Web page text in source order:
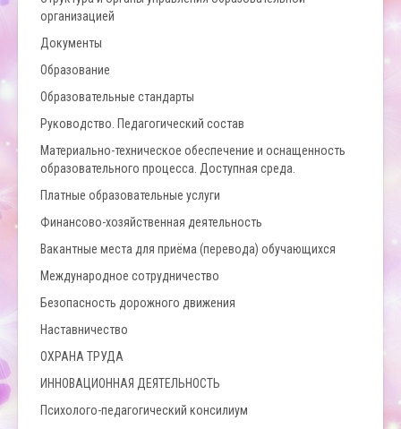
организацией
Документы
Образование
Образовательные стандарты
Руководство. Педагогический состав
Материально-техническое обеспечение и оснащенность
образовательного процесса. Доступная среда.
Платные образовательные услуги
Финансово-хозяйственная деятельность
Вакантные места для приёма (перевода) обучающихся
Международное сотрудничество
Безопасность дорожного движения
Наставничество
ОХРАНА ТРУДА
ИННОВАЦИОННАЯ ДЕЯТЕЛЬНОСТЬ
Психолого-педагогический консилиум